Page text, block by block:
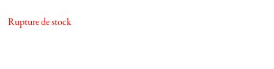
Rupture de stock